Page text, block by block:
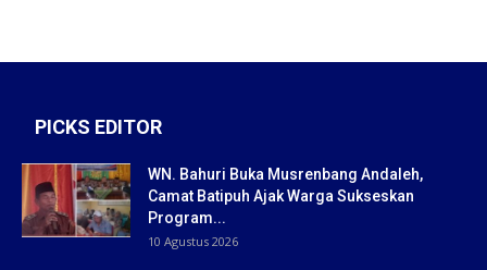
PICKS EDITOR
WN. Bahuri Buka Musrenbang Andaleh,
Camat Batipuh Ajak Warga Sukseskan
Program...
10 Agustus 2026